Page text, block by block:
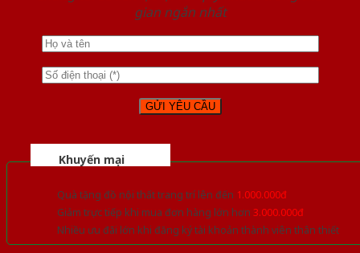
gian ngắn nhất
Khuyến mại
Quà tặng đồ nội thất trang trí lên đến 1.000.000đ
Giảm trực tiếp khi mua đơn hàng lớn hơn 3.000.000đ
Nhiều ưu đãi lớn khi đăng ký tài khoản thành viên thân thiết